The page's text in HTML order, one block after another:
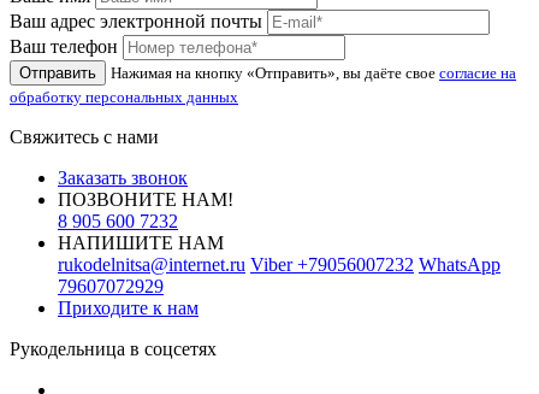
Ваш адрес электронной почты
Ваш телефон
Отправить Нажимая на кнопку «Отправить», вы даёте свое согласие на
обработку персональных данных
Свяжитесь с нами
Заказать звонок
ПОЗВОНИТЕ НАМ!
8 905 600 7232
НАПИШИТЕ НАМ
rukodelnitsa@internet.ru Viber+79056007232 WhatsApp
79607072929
Приходите к нам
Рукодельница в соцсетях